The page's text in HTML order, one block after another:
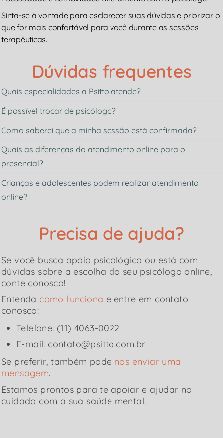
Sinta-se à vontade para esclarecer suas dúvidas e priorizar o
que for mais confortável para você durante as sessões
terapêuticas.
Dúvidas frequentes
Quais especialidades a Psitto atende?
É possível trocar de psicólogo?
Como saberei que a minha sessão está confirmada?
Quais as diferenças do atendimento online para o
presencial?
Crianças e adolescentes podem realizar atendimento
online?
Precisa de ajuda?
Se você busca apoio psicológico ou está com
dúvidas sobre a escolha do seu psicólogo online,
conte conosco!
Entenda como funciona e entre em contato
conosco:
Telefone: (11) 4063-0022
E-mail: contato@psitto.com.br
Se preferir, também pode nos enviar uma
mensagem.
Estamos prontos para te apoiar e ajudar no
cuidado com a sua saúde mental.